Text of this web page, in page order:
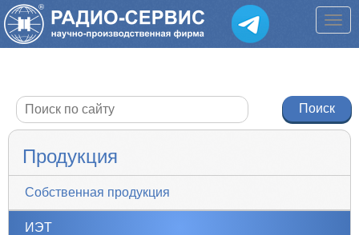
Продукция
Собственная продукция
ИЭТ